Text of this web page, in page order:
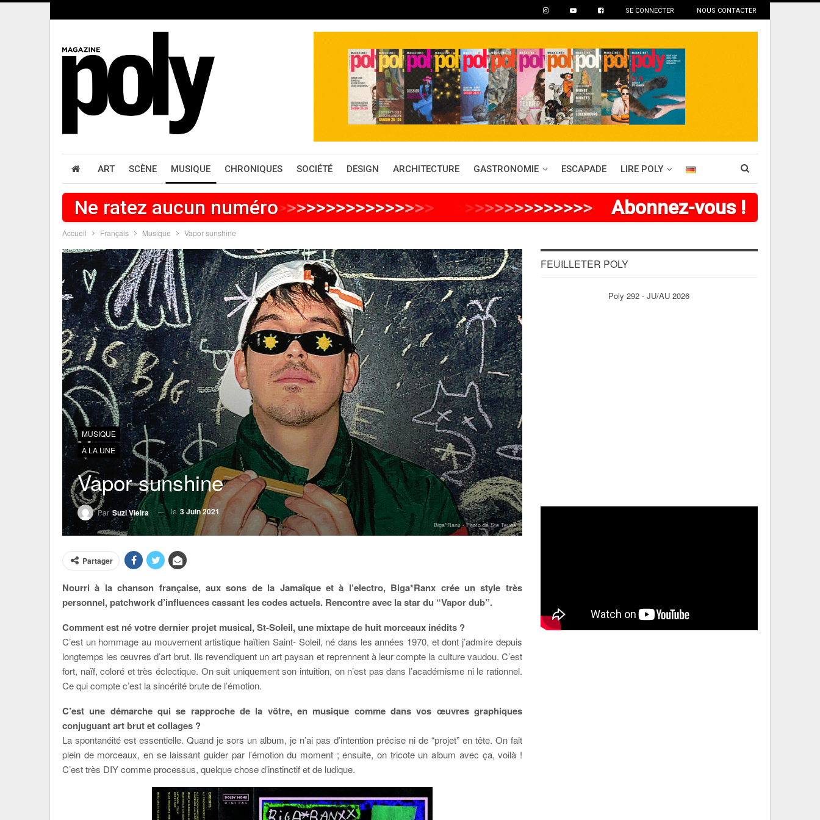
SE CONNECTER NOUS CONTACTER
ART SCÈNE MUSIQUE CHRONIQUES SOCIÉTÉ DESIGN ARCHITECTURE GASTRONOMIE ESCAPADE LIRE POLY
Ne ratez aucun numéro>>>>>>>>>>>>>>>> >>>>>>>> >>>> Abonnez-vous !
Accueil Français Musique Vapor sunshine
MUSIQUE
À LA UNE
Vapor sunshine
ParSuzi Vieira le 3 Juin 2021
Biga*Ranx - Photo de Ste Teuga
Partager
Nourri à la chanson française, aux sons de la Jamaïque et à l’electro, Biga*Ranx crée un style très
personnel, patchwork d’influences cassant les codes actuels. Rencontre avec la star du “Vapor dub”.
Comment est né votre dernier projet musical, St-Soleil, une mixtape de huit morceaux inédits ?
C’est un hommage au mouvement artistique haïtien Saint- Soleil, né dans les années 1970, et dont j’admire depuis
longtemps les œuvres d’art brut. Ils revendiquent un art paysan et reprennent à leur compte la culture vaudou. C’est
fort, naïf, coloré et très éclectique. On suit uniquement son intuition, on n’est pas dans l’académisme ni le rationnel.
Ce qui compte c’est la sincérité brute de l’émotion.
C’est une démarche qui se rapproche de la vôtre, en musique comme dans vos œuvres graphiques
conjuguant art brut et collages ?
La spontanéité est essentielle. Quand je sors un album, je n’ai pas d’intention précise ni de “projet” en tête. On fait
plein de morceaux, en se laissant guider par l’émotion du moment ; ensuite, on tricote un album avec ça, voilà !
C’est très DIY comme processus, quelque chose d’instinctif et de ludique.
FEUILLETER POLY
Poly 292 - JU/AU 2026